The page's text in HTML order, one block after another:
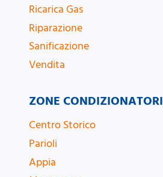
ZONE CONDIZIONATORI
Centro Storico
Parioli
Appia
Ricarica Gas
Riparazione
Sanificazione
Vendita